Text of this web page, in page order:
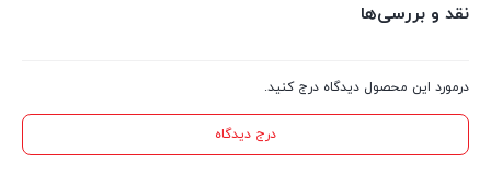
نقد و بررسی‌ها
درمورد این محصول دیدگاه درج کنید.
درج دیدگاه